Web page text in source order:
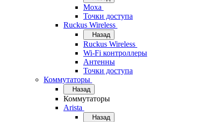
Moxa
Точки доступа
Ruckus Wireless
Назад
Ruckus Wireless
Wi-Fi контроллеры
Антенны
Точки доступа
Коммутаторы
Назад
Коммутаторы
Arista
Назад